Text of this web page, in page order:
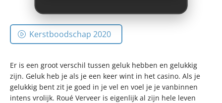
Kerstboodschap 2020
Er is een groot verschil tussen geluk hebben en gelukkig
zijn. Geluk heb je als je een keer wint in het casino. Als je
gelukkig bent zit je goed in je vel en voel je je vanbinnen
intens vrolijk. Roué Verveer is eigenlijk al zijn hele leven